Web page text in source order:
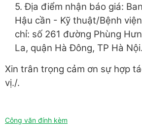
5. Địa điểm nhận báo giá:
Hậu cần - Kỹ thuật/Bệnh
chỉ: số 261 đường Phùng
La, quận Hà Đông, TP Hà Nội.
Xin trân trọng cảm ơn sự hợp
vị./.
Công văn đính kèm